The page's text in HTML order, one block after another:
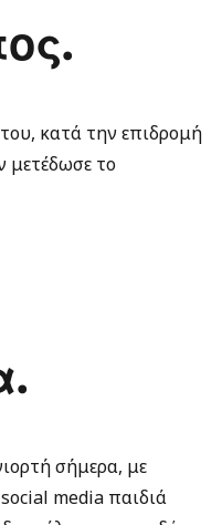
κατά την επιδρομή
μετέδωσε το
σήμερα, με
media παιδιά